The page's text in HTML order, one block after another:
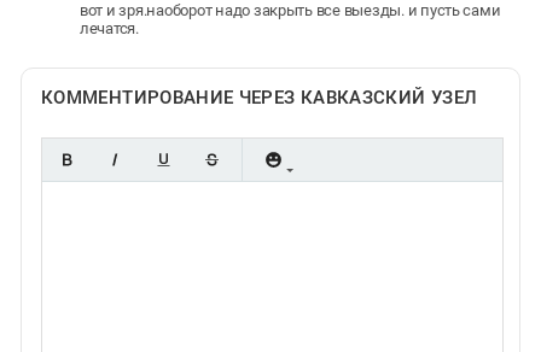
вот и зря.наоборот надо закрыть все выезды. и пусть сами
лечатся.
КОММЕНТИРОВАНИЕ ЧЕРЕЗ КАВКАЗСКИЙ УЗЕЛ